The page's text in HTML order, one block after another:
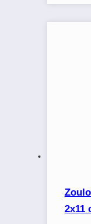
2x11